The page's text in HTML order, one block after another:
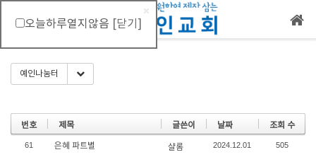
오늘하루열지않음 [닫기]
메뉴 건너뛰기
예인나눔터 Toggle Dropdown
번호 제목 글쓴이 날짜 조회 수
61 은혜 파트별 샬롬 2024.12.01 505